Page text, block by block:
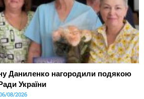
Даниленко нагородили подякою
України
08/2026